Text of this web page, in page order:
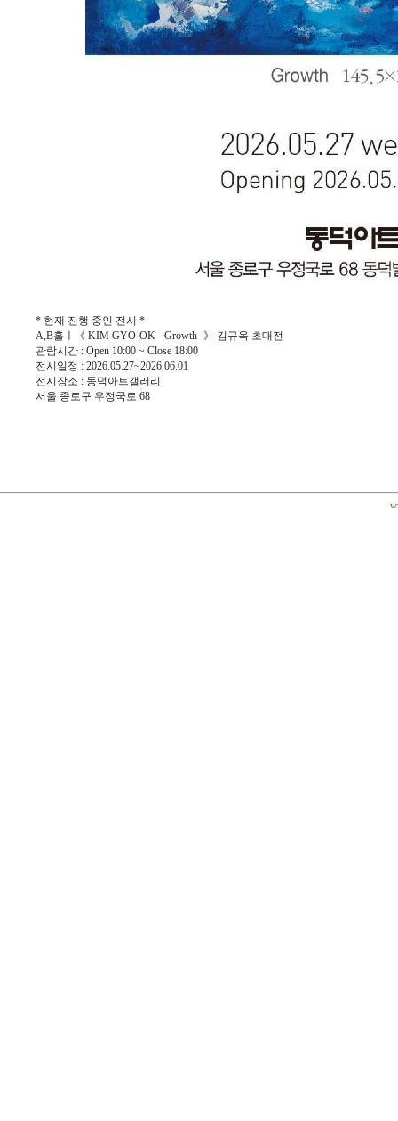
* 현재 진행 중인 전시 *
A,B홀ㅣ《 KIM GYO-OK - Growth -》 김규옥 초대전
관람시간 : Open 10:00 ~ Close 18:00
전시일정 : 2026.05.27~2026.06.01
전시장소 : 동덕아트갤러리
서울 종로구 우정국로 68